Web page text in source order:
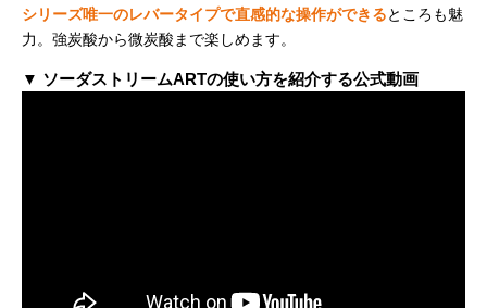
シリーズ唯一のレバータイプで直感的な操作ができるところも魅
力。強炭酸から微炭酸まで楽しめます。
▼ ソーダストリームARTの使い方を紹介する公式動画